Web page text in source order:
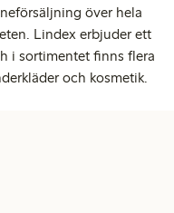
över hela
Lindex erbjuder ett
i sortimentet finns flera
och kosmetik.